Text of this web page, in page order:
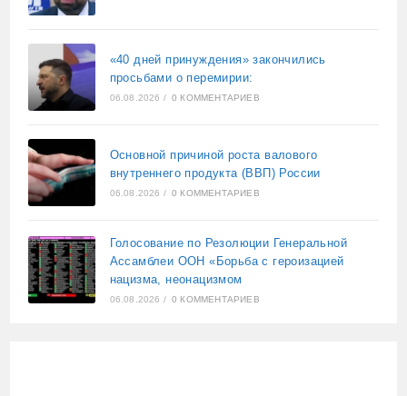
«40 дней принуждения» закончились
просьбами о перемирии:
06.08.2026 / 0 КОММЕНТАРИЕВ
Основной причиной роста валового
внутреннего продукта (ВВП) России
06.08.2026 / 0 КОММЕНТАРИЕВ
Голосование по Резолюции Генеральной
Ассамблеи ООН «Борьба с героизацией
нацизма, неонацизмом
06.08.2026 / 0 КОММЕНТАРИЕВ